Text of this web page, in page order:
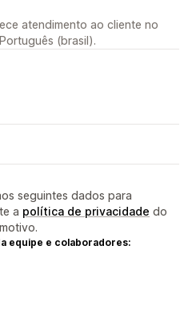
atendimento ao cliente no
(brasil).
seguintes dados para
a política de privacidade do
equipe e colaboradores: